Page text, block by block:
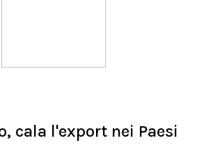
cala l'export nei Paesi